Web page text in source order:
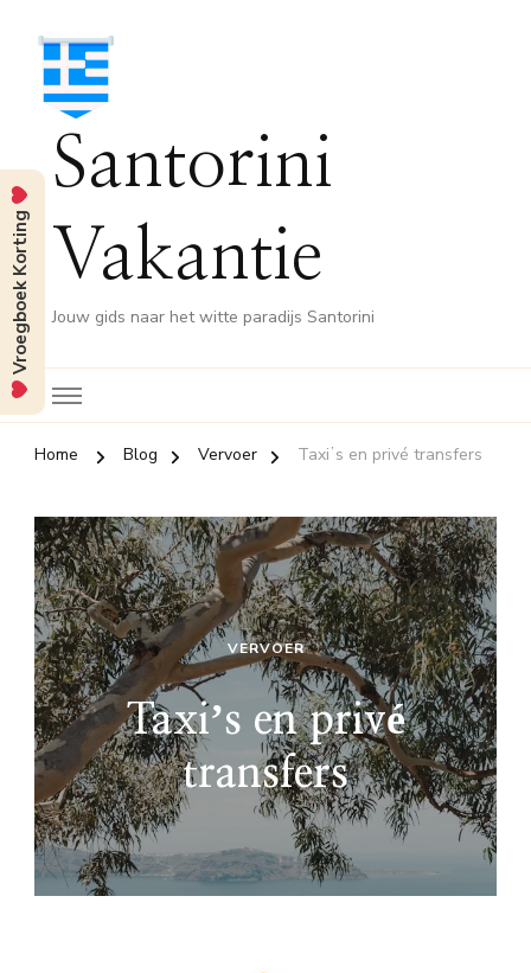
Santorini
Vakantie
Jouw gids naar het witte paradijs Santorini
Home Blog Vervoer Taxiʼs en privé transfers
VERVOER
Taxiʼs en privé
transfers
Vroegboek Korting